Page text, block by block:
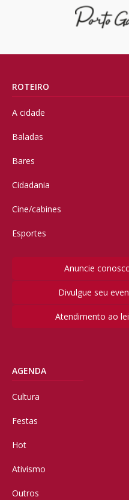
ROTEIRO
A cidade
Baladas
Bares
Cidadania
Cine/cabines
Esportes
Anuncie
Divulgue seu
Atendimento ao
AGENDA
Cultura
Festas
Hot
Ativismo
Outros